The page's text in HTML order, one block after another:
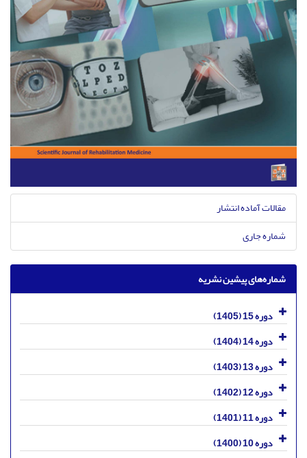
مقالات آماده انتشار
شماره جاری
شماره‌های پیشین نشریه
دوره 15 (1405)
دوره 14 (1404)
دوره 13 (1403)
دوره 12 (1402)
دوره 11 (1401)
دوره 10 (1400)